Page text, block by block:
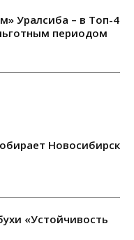
Уралсиба – в Топ-4
периодом
Новосибирск
«Устойчивость